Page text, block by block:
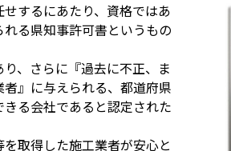
するにあたり、資格ではあ
る県知事許可書というもの
、さらに『過去に不正、ま
』に与えられる、都道府県
る会社であると認定された
取得した施工業者が安心と